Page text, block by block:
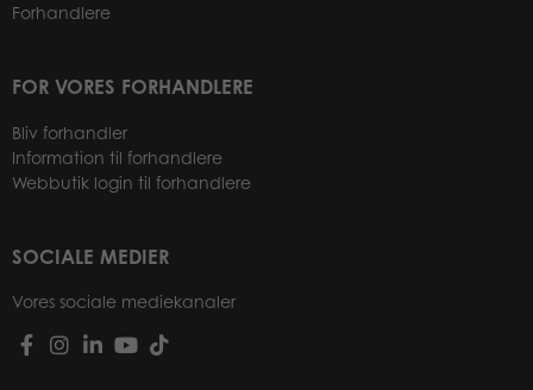
Forhandlere
FOR VORES FORHANDLERE
Bliv forhandler
Information til forhandlere
Webbutik login til forhandlere
SOCIALE MEDIER
Vores sociale mediekanaler